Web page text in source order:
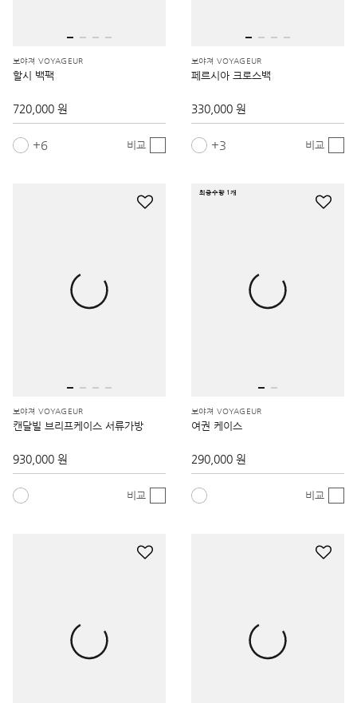
보야져 VOYAGEUR
할시 백팩
720,000 원
6 비교
보야져 VOYAGEUR
페르시아 크로스백
330,000 원
3 비교
보야져 VOYAGEUR
캔달빌 브리프케이스 서류가방
930,000 원
비교
최종수량 1개
보야져 VOYAGEUR
여권 케이스
290,000 원
비교